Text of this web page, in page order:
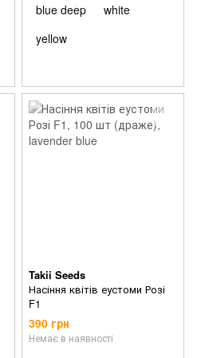
blue deep
white
yellow
Takii Seeds
Насіння квітів еустоми Розі
F1
390 грн
Немає в наявності